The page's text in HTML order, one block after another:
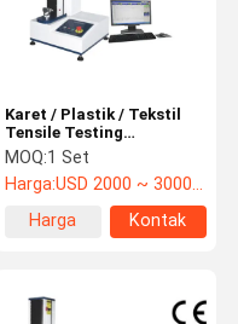
Karet / Plastik / Tekstil
Tensile Testing
Equipment Tear
Resistance ASTM D903
MOQ:1 Set
Harga:USD 2000 ~ 3000/set
Harga
Kontak